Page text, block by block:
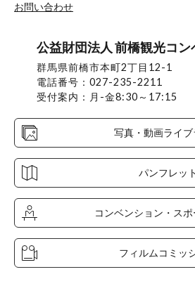
お問い合わせ
公益財団法人 前橋観光コ
群馬県前橋市本町2丁目12-1
電話番号：027-235-2211
受付案内：月-金8:30～17:15
写真・動画ライブ
パンフレット
コンベンション・ス
フィルムコミッ